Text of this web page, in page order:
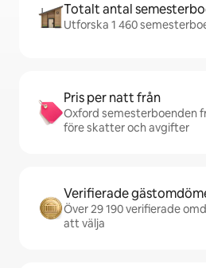
Totalt antal
Utforska 1 460
Pris per natt från
Oxford semesterboenden
före skatter och avgifter
Verifierade
Över 29 190 verifierade
att välja